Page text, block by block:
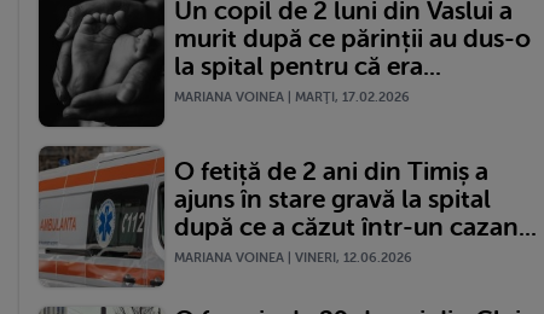
Un copil de 2 luni din Vaslui a
murit după ce părinții au dus-o
la spital pentru că era...
MARIANA VOINEA | MARŢI, 17.02.2026
O fetiță de 2 ani din Timiș a
ajuns în stare gravă la spital
după ce a căzut într-un cazan...
MARIANA VOINEA | VINERI, 12.06.2026